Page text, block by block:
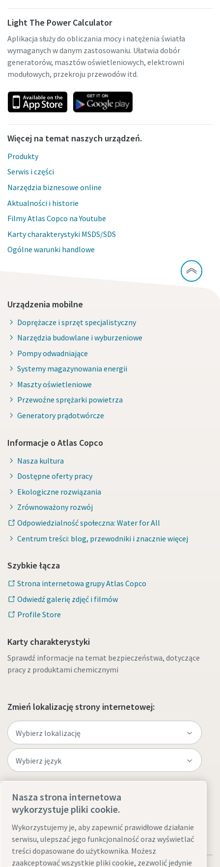
Light The Power Calculator
Aplikacja służy do obliczania mocy i natężenia światła
wymaganych w danym zastosowaniu. Ułatwia dobór
generatorów, masztów oświetleniowych, elektrowni
modułowych, przekroju przewodów itd.
Więcej na temat naszych urządzeń.
Produkty
Serwis i części
Narzędzia biznesowe online
Aktualności i historie
Filmy Atlas Copco na Youtube
Karty charakterystyki MSDS/SDS
Ogólne warunki handlowe
Urządzenia mobilne
Doprężacze i sprzęt specjalistyczny
Narzędzia budowlane i wyburzeniowe
Pompy odwadniające
Systemy magazynowania energii
Maszty oświetleniowe
Przewoźne sprężarki powietrza
Generatory prądotwórcze
Informacje o Atlas Copco
Nasza kultura
Dostępne oferty pracy
Ekologiczne rozwiązania
Zrównoważony rozwój
Odpowiedzialność społeczna: Water for All
Centrum treści: blog, przewodniki i znacznie więcej
Szybkie łącza
Strona internetowa grupy Atlas Copco
Odwiedź galerię zdjęć i filmów
Profile Store
Karty charakterystyki
Sprawdź informacje na temat bezpieczeństwa, dotyczące
pracy z produktami chemicznymi
Zmień lokalizację strony internetowej:
Nasza strona internetowa
wykorzystuje pliki cookie.
Wykorzystujemy je, aby zapewnić prawidłowe działanie
serwisu, ulepszać jego funkcjonalność oraz wyświetlać
treści dopasowane do użytkownika. Możesz
zaakceptować wszystkie pliki cookie, zezwolić jedynie